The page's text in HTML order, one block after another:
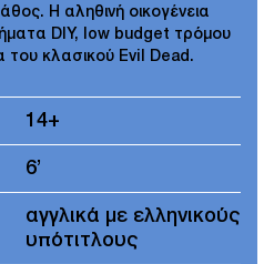
Η αληθινή οικογένεια
DIY, low budget τρόμου
του κλασικού Evil Dead.
14+
6’
αγγλικά με ελληνικούς
υπότιτλους